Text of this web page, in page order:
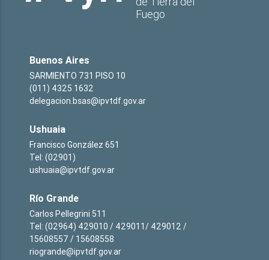
Fuego
Buenos Aires
SARMIENTO 731 PISO 10
(011) 4325 1632
delegacion.bsas@ipvtdf.gov.ar
Ushuaia
Francisco González 651
Tel: (02901)
ushuaia@ipvtdf.gov.ar
Río Grande
Carlos Pellegrini 511
Tel: (02964) 429010 / 429011/ 429012 /
15608557 / 15608558
riogrande@ipvtdf.gov.ar